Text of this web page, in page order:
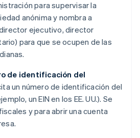
para supervisar la
anónima y nombra a
ejecutivo, director
para que se ocupen de las
de identificación del
un número de identificación del
un EIN en los EE. UU.). Se
y para abrir una cuenta